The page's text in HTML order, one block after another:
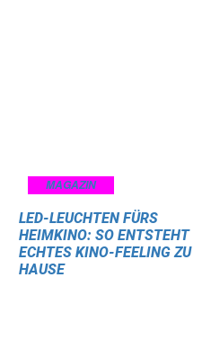
MAGAZIN
LED-LEUCHTEN FÜRS
HEIMKINO: SO ENTSTEHT
ECHTES KINO-FEELING ZU
HAUSE